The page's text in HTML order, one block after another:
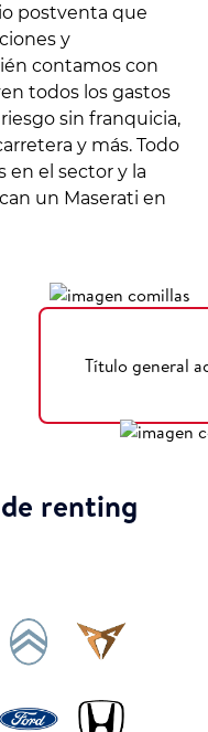
postventa que
y
contamos con
todos los gastos
sin franquicia,
y más. Todo
en el sector y la
un Maserati en
Título general
renting